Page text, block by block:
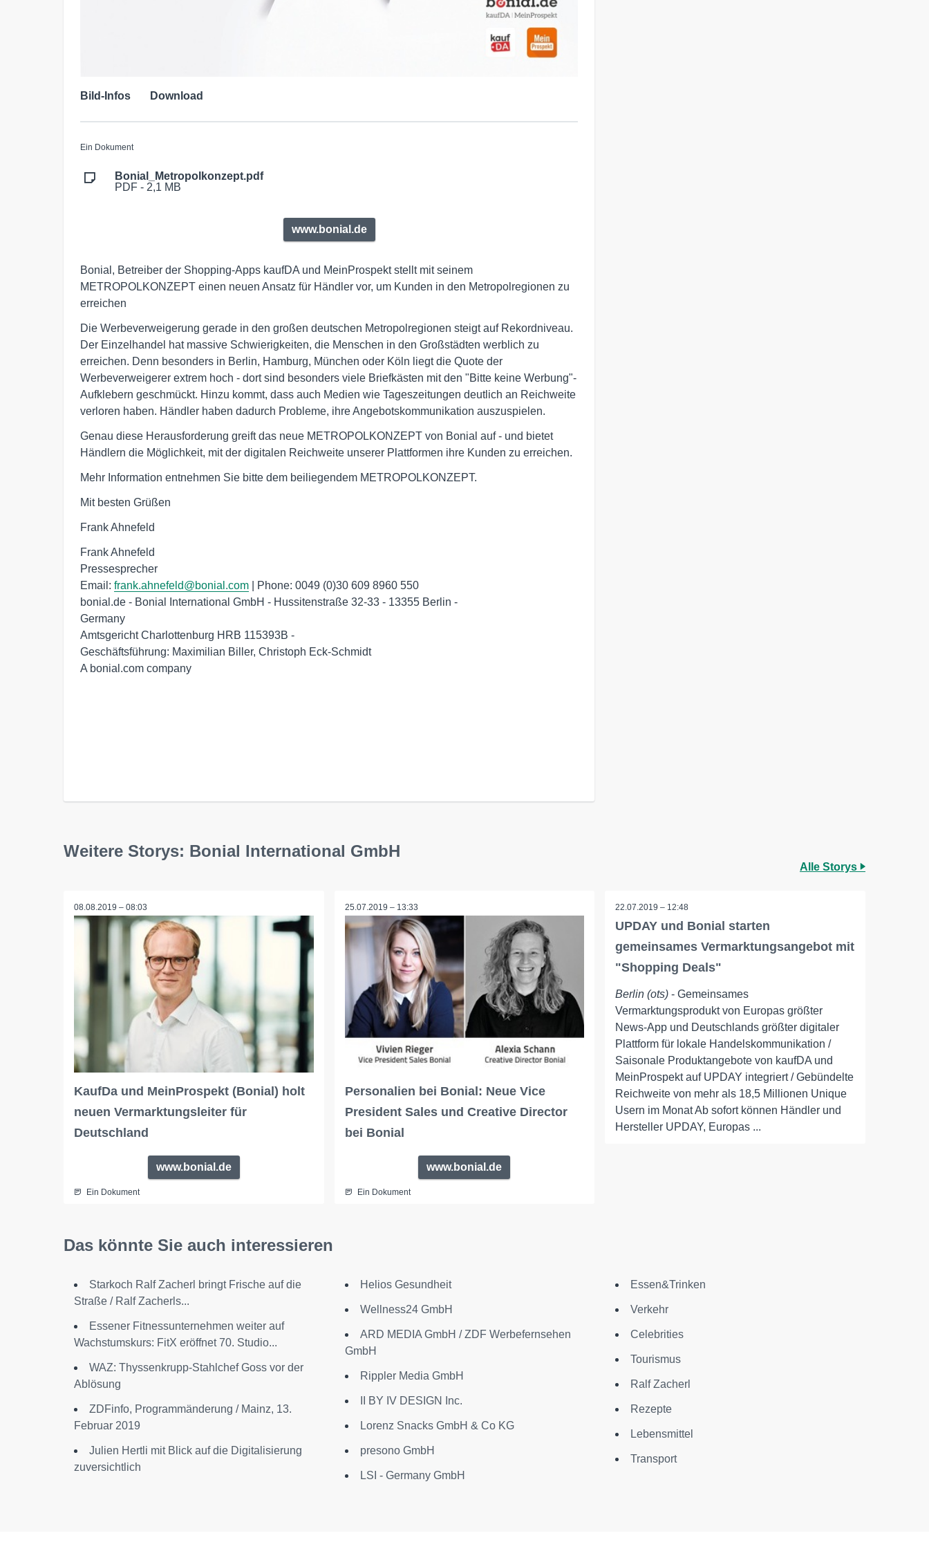
Bild-Infos Download
Ein Dokument
Bonial_Metropolkonzept.pdf
PDF - 2,1 MB
www.bonial.de
Bonial, Betreiber der Shopping-Apps kaufDA und MeinProspekt stellt mit seinem
METROPOLKONZEPT einen neuen Ansatz für Händler vor, um Kunden in den Metropolregionen zu
erreichen
Die Werbeverweigerung gerade in den großen deutschen Metropolregionen steigt auf Rekordniveau.
Der Einzelhandel hat massive Schwierigkeiten, die Menschen in den Großstädten werblich zu
erreichen. Denn besonders in Berlin, Hamburg, München oder Köln liegt die Quote der
Werbeverweigerer extrem hoch - dort sind besonders viele Briefkästen mit den "Bitte keine Werbung"-
Aufklebern geschmückt. Hinzu kommt, dass auch Medien wie Tageszeitungen deutlich an Reichweite
verloren haben. Händler haben dadurch Probleme, ihre Angebotskommunikation auszuspielen.
Genau diese Herausforderung greift das neue METROPOLKONZEPT von Bonial auf - und bietet
Händlern die Möglichkeit, mit der digitalen Reichweite unserer Plattformen ihre Kunden zu erreichen.
Mehr Information entnehmen Sie bitte dem beiliegendem METROPOLKONZEPT.
Mit besten Grüßen
Frank Ahnefeld
Frank Ahnefeld
Pressesprecher
Email: frank.ahnefeld@bonial.com | Phone: 0049 (0)30 609 8960 550
bonial.de - Bonial International GmbH - Hussitenstraße 32-33 - 13355 Berlin -
Germany
Amtsgericht Charlottenburg HRB 115393B -
Geschäftsführung: Maximilian Biller, Christoph Eck-Schmidt
A bonial.com company
Weitere Storys: Bonial International GmbH
Alle Storys
08.08.2019 – 08:03
KaufDa und MeinProspekt (Bonial) holt
neuen Vermarktungsleiter für
Deutschland
www.bonial.de
Ein Dokument
25.07.2019 – 13:33
Personalien bei Bonial: Neue Vice
President Sales und Creative Director
bei Bonial
www.bonial.de
Ein Dokument
22.07.2019 – 12:48
UPDAY und Bonial starten
gemeinsames Vermarktungsangebot mit
"Shopping Deals"
Berlin (ots) - Gemeinsames
Vermarktungsprodukt von Europas größter
News-App und Deutschlands größter digitaler
Plattform für lokale Handelskommunikation /
Saisonale Produktangebote von kaufDA und
MeinProspekt auf UPDAY integriert / Gebündelte
Reichweite von mehr als 18,5 Millionen Unique
Usern im Monat Ab sofort können Händler und
Hersteller UPDAY, Europas ...
Das könnte Sie auch interessieren
Starkoch Ralf Zacherl bringt Frische auf die
Straße / Ralf Zacherls...
Essener Fitnessunternehmen weiter auf
Wachstumskurs: FitX eröffnet 70. Studio...
WAZ: Thyssenkrupp-Stahlchef Goss vor der
Ablösung
ZDFinfo, Programmänderung / Mainz, 13.
Februar 2019
Julien Hertli mit Blick auf die Digitalisierung
zuversichtlich
Helios Gesundheit
Wellness24 GmbH
ARD MEDIA GmbH / ZDF Werbefernsehen
GmbH
Rippler Media GmbH
II BY IV DESIGN Inc.
Lorenz Snacks GmbH & Co KG
presono GmbH
LSI - Germany GmbH
Essen&Trinken
Verkehr
Celebrities
Tourismus
Ralf Zacherl
Rezepte
Lebensmittel
Transport